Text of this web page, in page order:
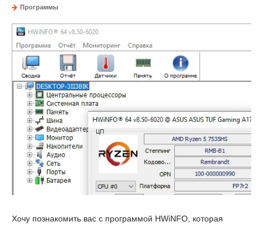
Программы
Хочу познакомить вас с программой HWiNFO, которая